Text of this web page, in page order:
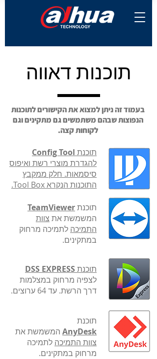
תוכנות דאווה
בעמוד זה ניתן למצוא את הקישורים לתוכנות
הנפוצות שבהם משתמשים גם מתקינים וגם
לקוחות קצה.
תוכנת Config Tool
להגדרת מוצרי רשת ואיפוס
סיסמאות. חלק ממקבץ
התוכנות הנקרא Tool Box.
תוכנתTeamViewer
המשמשת את צוות
התמיכה לתמיכה מרחוק
במתקינים.
תוכנת DSS EXPRESS
לצפיה מרחוק במצלמות
דרך הרשת. עד 64 ערוצים.
תוכנת
AnyDesk המשמשת את
צוות התמיכה לתמיכה
מרחוק במתקינים.